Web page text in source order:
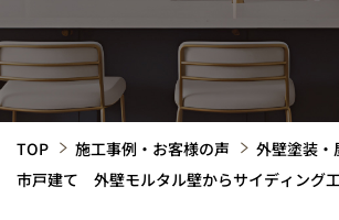
TOP 施工事例・お客様の声 外壁塗装・
市戸建て 外壁モルタル壁からサイディング